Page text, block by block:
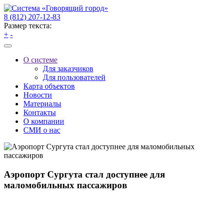
8 (812) 207-12-83
Размер текста:
+ -
О системе
Для заказчиков
Для пользователей
Карта объектов
Новости
Материалы
Контакты
О компании
СМИ о нас
Аэропорт Сургута стал доступнее для
маломобильных пассажиров